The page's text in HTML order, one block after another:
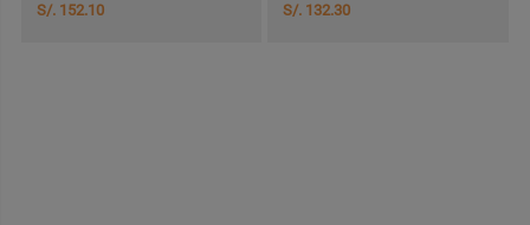
S/. 152.10
S/. 132.30